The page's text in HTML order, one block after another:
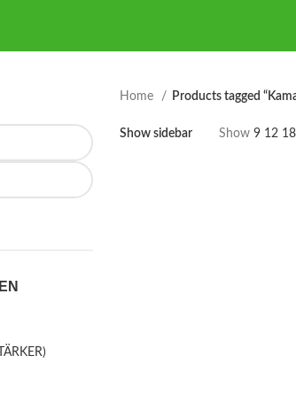
Home Products tagged
Show sidebar Show 9 12 18